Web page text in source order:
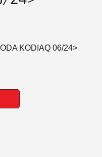
KODIAQ 06/24>